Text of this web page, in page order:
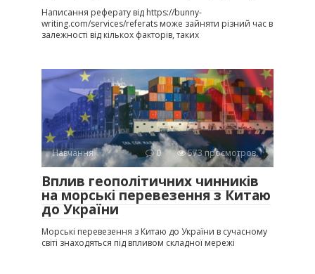
Написання реферату від https://bunny-
writing.com/services/referats може зайняти різний час в
залежності від кількох факторів, таких
Навчання 0 573 просмотров
Вплив геополітичних чинників
на морські перевезення з Китаю
до України
Морські перевезення з Китаю до України в сучасному
світі знаходяться під впливом складної мережі